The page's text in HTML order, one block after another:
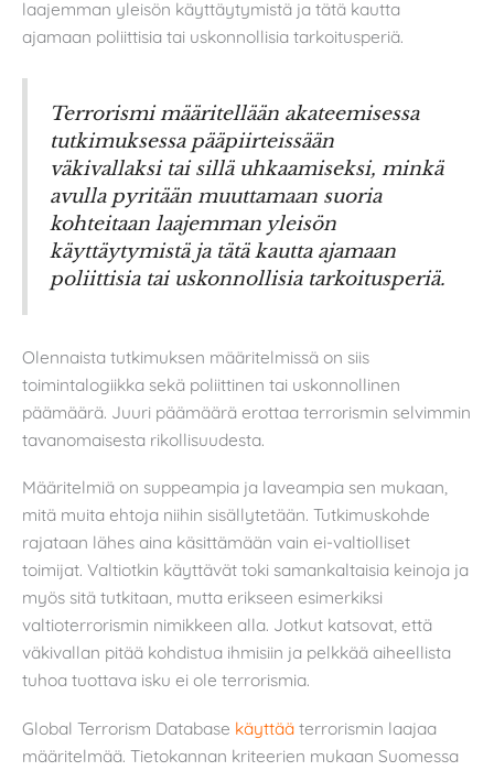
laajemman yleisön käyttäytymistä ja tätä kautta
ajamaan poliittisia tai uskonnollisia tarkoitusperiä.
Terrorismi määritellään akateemisessa
tutkimuksessa pääpiirteissään
väkivallaksi tai sillä uhkaamiseksi, minkä
avulla pyritään muuttamaan suoria
kohteitaan laajemman yleisön
käyttäytymistä ja tätä kautta ajamaan
poliittisia tai uskonnollisia tarkoitusperiä.
Olennaista tutkimuksen määritelmissä on siis
toimintalogiikka sekä poliittinen tai uskonnollinen
päämäärä. Juuri päämäärä erottaa terrorismin selvimmin
tavanomaisesta rikollisuudesta.
Määritelmiä on suppeampia ja laveampia sen mukaan,
mitä muita ehtoja niihin sisällytetään. Tutkimuskohde
rajataan lähes aina käsittämään vain ei-valtiolliset
toimijat. Valtiotkin käyttävät toki samankaltaisia keinoja ja
myös sitä tutkitaan, mutta erikseen esimerkiksi
valtioterrorismin nimikkeen alla. Jotkut katsovat, että
väkivallan pitää kohdistua ihmisiin ja pelkkää aiheellista
tuhoa tuottava isku ei ole terrorismia.
Global Terrorism Database käyttää terrorismin laajaa
määritelmää. Tietokannan kriteerien mukaan Suomessa